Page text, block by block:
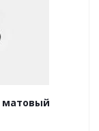
матовый